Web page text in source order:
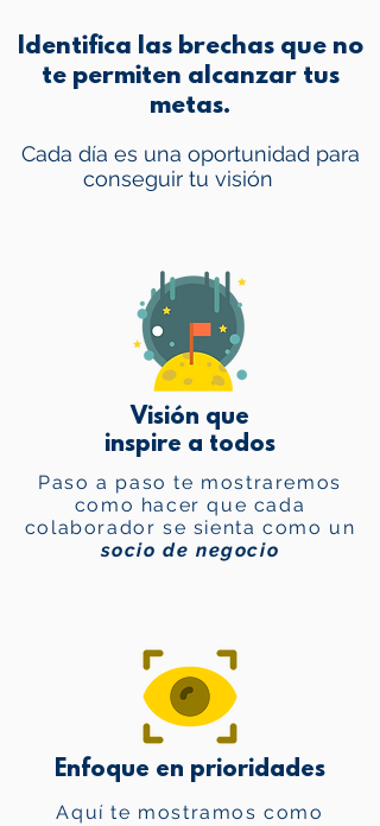
Identifica las brechas que no
te permiten alcanzar tus
metas.
Cada día es una oportunidad para
conseguir tu visión
Visión que
inspire a todos
Paso a paso te mostraremos
como hacer que cada
colaborador se sienta como un
socio de negocio
Enfoque en prioridades
Aquí te mostramos como